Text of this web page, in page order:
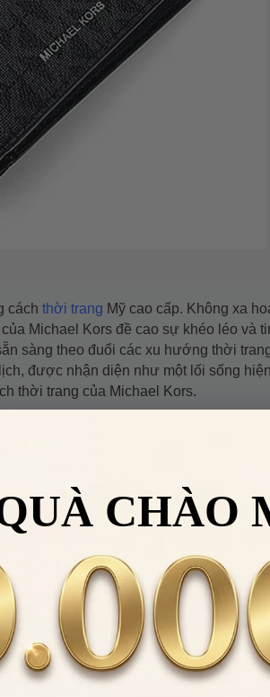
cách thời trang Mỹ cao cấp. Không xa
Michael Kors đề cao sự khéo léo và
sàng theo đuổi các xu hướng thời
được nhận diện như một lối sống
thời trang của Michael Kors.
CHÀO